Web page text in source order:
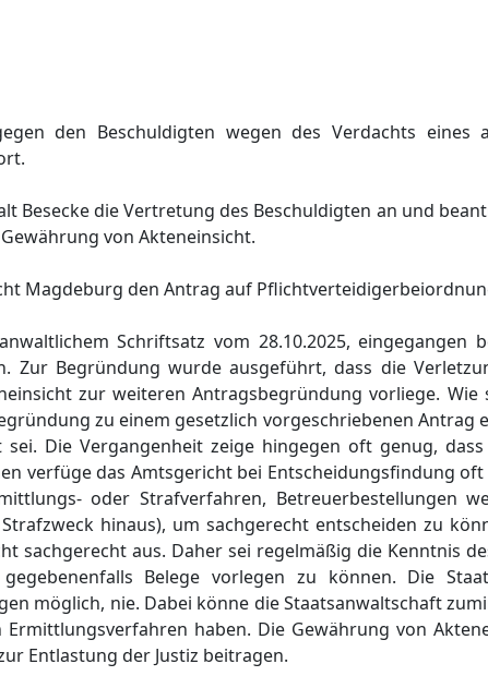
den Beschuldigten wegen des Verdachts eines
Besecke die Vertretung des Beschuldigten an und
von Akteneinsicht.
Magdeburg den Antrag auf
Schriftsatz vom 28.10.2025, eingegangen
Zur Begründung wurde ausgeführt, dass die
zur weiteren Antragsbegründung vorliege. Wie
zu einem gesetzlich vorgeschriebenen Antrag
Die Vergangenheit zeige hingegen oft genug,
verfüge das Amtsgericht bei Entscheidungsfindung
oder Strafverfahren, Betreuerbestellungen
hinaus), um sachgerecht entscheiden zu
sachgerecht aus. Daher sei regelmäßig die Kenntnis
Belege vorlegen zu können. Die
möglich, nie. Dabei könne die Staatsanwaltschaft
haben. Die Gewährung von
Entlastung der Justiz beitragen.